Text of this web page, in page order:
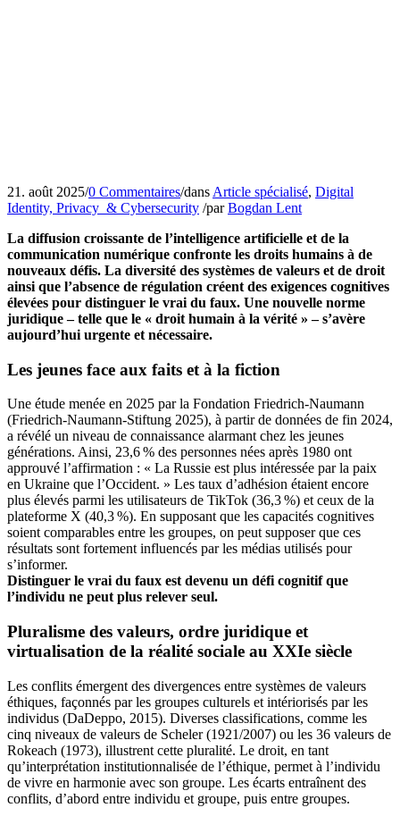
21. août 2025/0 Commentaires/dans Article spécialisé, Digital
Identity, Privacy & Cybersecurity /parBogdan Lent
La diffusion croissante de l’intelligence artificielle et de la
communication numérique confronte les droits humains à de
nouveaux défis. La diversité des systèmes de valeurs et de droit
ainsi que l’absence de régulation créent des exigences cognitives
élevées pour distinguer le vrai du faux. Une nouvelle norme
juridique – telle que le « droit humain à la vérité » – s’avère
aujourd’hui urgente et nécessaire.
Les jeunes face aux faits et à la fiction
Une étude menée en 2025 par la Fondation Friedrich-Naumann
(Friedrich-Naumann-Stiftung 2025), à partir de données de fin 2024,
a révélé un niveau de connaissance alarmant chez les jeunes
générations. Ainsi, 23,6% des personnes nées après 1980 ont
approuvé l’affirmation : « La Russie est plus intéressée par la paix
en Ukraine que l’Occident. » Les taux d’adhésion étaient encore
plus élevés parmi les utilisateurs de TikTok (36,3%) et ceux de la
plateforme X (40,3%). En supposant que les capacités cognitives
soient comparables entre les groupes, on peut supposer que ces
résultats sont fortement influencés par les médias utilisés pour
s’informer.
Distinguer le vrai du faux est devenu un défi cognitif que
l’individu ne peut plus relever seul.
Pluralisme des valeurs, ordre juridique et
virtualisation de la réalité sociale au XXIe siècle
Les conflits émergent des divergences entre systèmes de valeurs
éthiques, façonnés par les groupes culturels et intériorisés par les
individus (DaDeppo, 2015). Diverses classifications, comme les
cinq niveaux de valeurs de Scheler (1921/2007) ou les 36 valeurs de
Rokeach (1973), illustrent cette pluralité. Le droit, en tant
qu’interprétation institutionnalisée de l’éthique, permet à l’individu
de vivre en harmonie avec son groupe. Les écarts entraînent des
conflits, d’abord entre individu et groupe, puis entre groupes.